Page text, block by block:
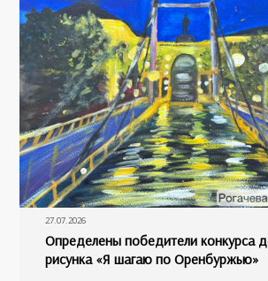
27.07.2026
Определены победители конкурса
рисунка «Я шагаю по Оренбуржью»